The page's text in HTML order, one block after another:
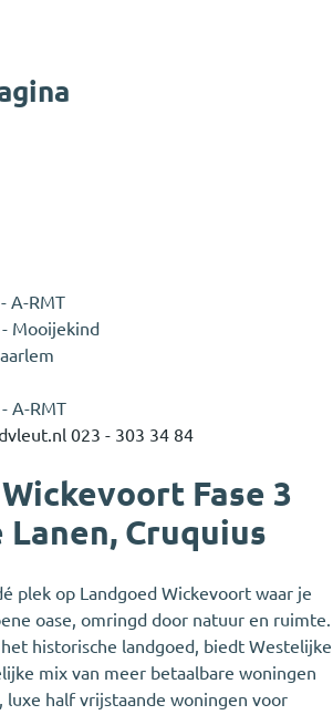
A-RMT
023 - 303 34 84
Fase 3
Cruquius
plek op Landgoed Wickevoort waar je
oase, omringd door natuur en ruimte.
historische landgoed, biedt Westelijke
mix van meer betaalbare woningen
luxe half vrijstaande woningen voor